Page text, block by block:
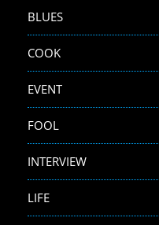
BLUES
COOK
EVENT
FOOL
INTERVIEW
LIFE